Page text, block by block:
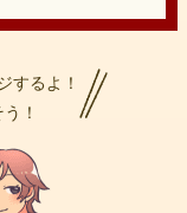
するよ！
！